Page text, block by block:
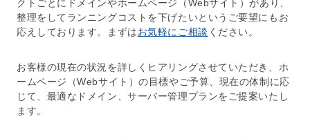
クトごとに ドメインやホームページ （Webサイト ）があり、
整理をしてランニングコストを下げたいというご要望にもお
応えしております。まずはお気軽にご相談 ください。
お客様の現在の状況を詳しくヒアリングさせていただき、 ホ
ームページ
（Webサイト ）の目標やご予算、現在の体制に応
じて、最適な ドメイン 、サーバー管理プランをご提案いたし
ます。